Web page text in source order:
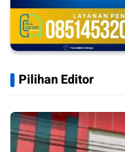
Pilihan Editor